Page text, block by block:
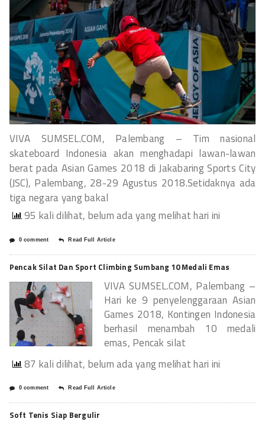
VIVA SUMSEL.COM, Palembang – Tim nasional
skateboard Indonesia akan menghadapi lawan-lawan
berat pada Asian Games 2018 di Jakabaring Sports City
(JSC), Palembang, 28-29 Agustus 2018.Setidaknya ada
tiga negara yang bakal
95 kali dilihat, belum ada yang melihat hari ini
0 comment Read Full Article
Pencak Silat Dan Sport Climbing Sumbang 10 Medali Emas
VIVA SUMSEL.COM, Palembang –
Hari ke 9 penyelenggaraan Asian
Games 2018, Kontingen Indonesia
berhasil menambah 10 medali
emas, Pencak silat
87 kali dilihat, belum ada yang melihat hari ini
0 comment Read Full Article
Soft Tenis Siap Bergulir